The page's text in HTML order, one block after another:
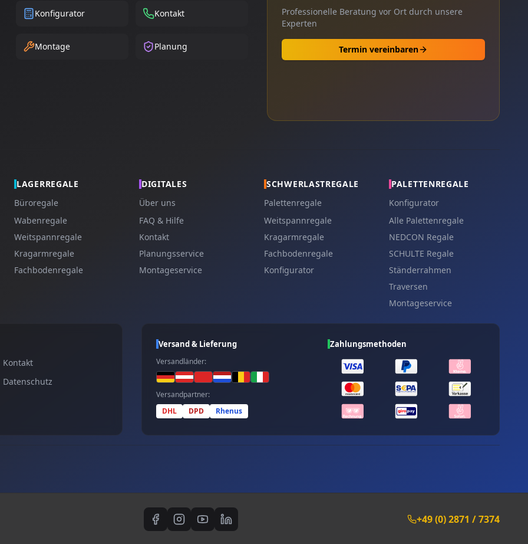
Konfigurator Kontakt
Montage Planung
Professionelle Beratung vor Ort durch unsere
Experten
Termin vereinbaren
LAGERREGALE
Büroregale
Wabenregale
Weitspannregale
Kragarmregale
Fachbodenregale
DIGITALES
Über uns
FAQ & Hilfe
Kontakt
Planungsservice
Montageservice
SCHWERLASTREGALE
Palettenregale
Weitspannregale
Kragarmregale
Fachbodenregale
Konfigurator
PALETTENREGALE
Konfigurator
Alle Palettenregale
NEDCON Regale
SCHULTE Regale
Ständerrahmen
Traversen
Montageservice
Kontakt
Datenschutz
Versand & Lieferung
Versandländer:
Versandpartner:
DHL
DPD Rhenus
Zahlungsmethoden
+49 (0) 2871 / 7374